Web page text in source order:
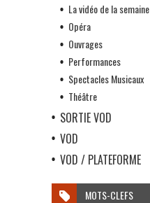
La vidéo de la semaine
Opéra
Ouvrages
Performances
Spectacles Musicaux
Théâtre
SORTIE VOD
VOD
VOD / PLATEFORME
MOTS-CLEFS